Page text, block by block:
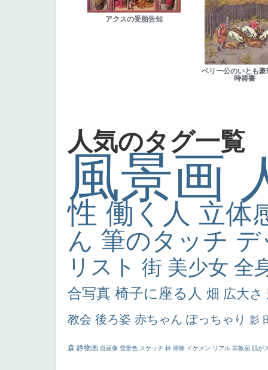
アクスの受胎告知
ベリー公のいとも豪
時祷書
人気のタグ一覧
風景画
性 働く人 立体
ん 筆のタッチ
リスト 街 美少女 全
合写真 椅子に座る人 畑 広大さ
教会 後ろ姿 赤ちゃん ぽっちゃり 影
森 静物画 自画像 雪景色 スケッチ 林 掃除 イケメン リアル 宗教画 肌が